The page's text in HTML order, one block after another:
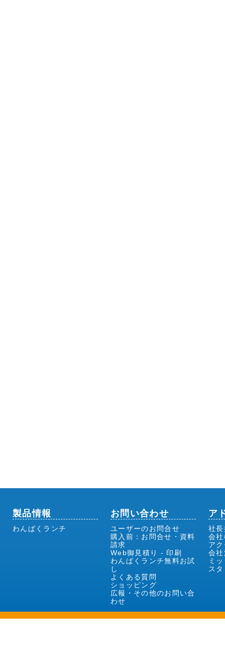
製品情報
わんぱくランチ
お問い合わせ
ユーザーのお問合せ
購入前：お問合せ・資料
請求
Web御見積り - 印刷
わんぱくランチ無料お試
し
よくある質問
ショッピング
広報・その他のお問い合
わせ
ア
社
会
ア
会
ミ
ス